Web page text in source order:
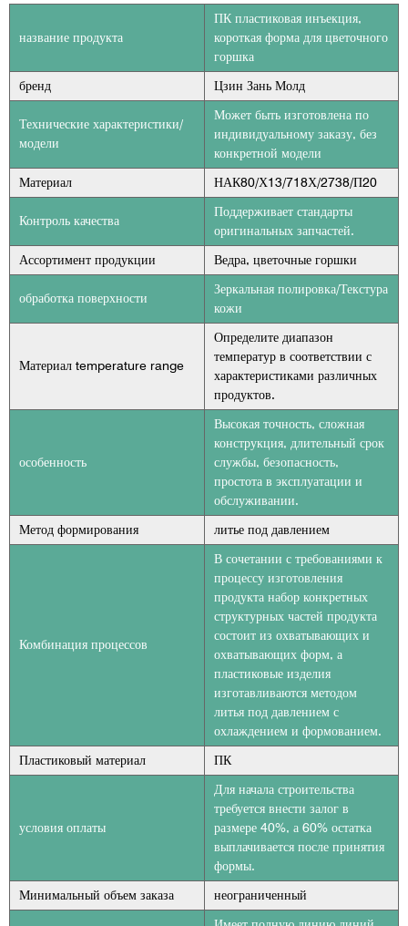
название продукта
ПК пластиковая инъекция,
короткая форма для цветочного
горшка
бренд
Цзин Зань Молд
Технические характеристики/
модели
Может быть изготовлена по
индивидуальному заказу, без
конкретной модели
Материал
НАК80/Х13/718Х/2738/П20
Контроль качества
Поддерживает стандарты
оригинальных запчастей.
Ассортимент продукции
Ведра, цветочные горшки
обработка поверхности
Зеркальная полировка/Текстура
кожи
Материал temperature range
Определите диапазон
температур в соответствии с
характеристиками различных
продуктов.
особенность
Высокая точность, сложная
конструкция, длительный срок
службы, безопасность,
простота в эксплуатации и
обслуживании.
Метод формирования
литье под давлением
Комбинация процессов
В сочетании с требованиями к
процессу изготовления
продукта набор конкретных
структурных частей продукта
состоит из охватывающих и
охватывающих форм, а
пластиковые изделия
изготавливаются методом
литья под давлением с
охлаждением и формованием.
Пластиковый материал
ПК
условия оплаты
Для начала строительства
требуется внести залог в
размере 40%, а 60% остатка
выплачивается после принятия
формы.
Минимальный объем заказа
неограниченный